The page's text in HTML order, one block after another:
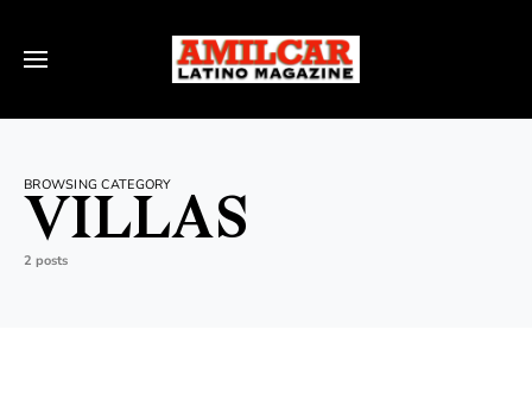
BROWSING CATEGORY
VILLAS
2 posts